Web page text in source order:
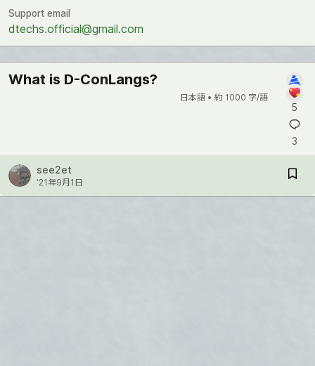
Support email
dtechs.official@gmail.com
What is D-ConLangs?
日本語 • 約 1000 字/語
5
3
see2et
’21年9月1日